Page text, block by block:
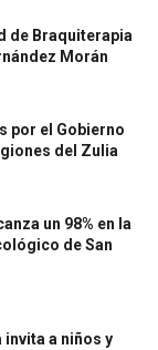
de Braquiterapia
Morán
por el Gobierno
del Zulia
un 98% en la
de San
invita a niños y